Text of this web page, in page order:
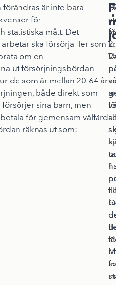
är inte bara
för
statistiska mått. Det
ska försörja fler som
om en
ut försörjningsbördan
de som är mellan 20-64 år
både direkt som
sina barn, men
för gemensam välfärd
räknas ut som:
ta